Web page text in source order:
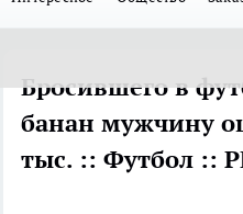
Бросившего в
банан мужчину
тыс. :: Футбол ::